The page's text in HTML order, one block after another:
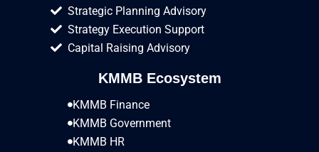
Strategic Planning Advisory
Strategy Execution Support
Capital Raising Advisory
KMMB Ecosystem
KMMB Finance
KMMB Government
KMMB HR